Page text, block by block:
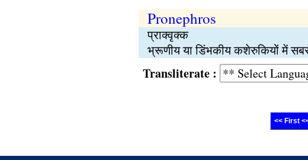
Pronephros
प्राक्वृक्क
भ्रूणीय या डिंभकीय कशेरुकियों में
Transliterate :
<< First